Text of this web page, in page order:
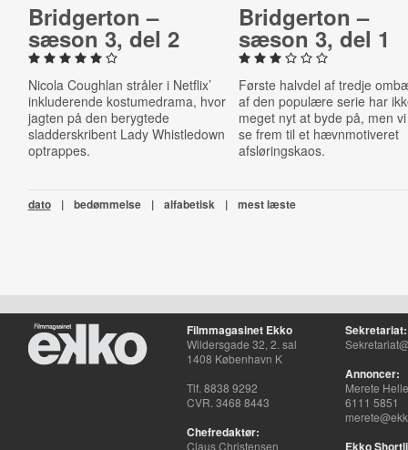
Brid­ger­ton –
sæson 3, del 2
Nicola Coughlan stråler i Netflix’
inkluderende kostumedrama, hvor
jagten på den berygtede
sladderskribent Lady Whistledown
optrappes.
Brid­ger­ton –
sæson 3, del 1
Første halvdel af tredje
af den populære serie har
meget nyt at byde på, men
se frem til et hævnmotiveret
afsløringskaos.
dato | bedømmelse | alfabetisk | mest læste
Filmmagasinet Ekko
Wildersgade 32, 2. sal
1408 København K
Tlf. 8838 9292
CVR. 3468 8443
Chefredaktør:
Claus Christensen
Sekretariat:
Annoncer:
Merete
6111 5851
Ekko